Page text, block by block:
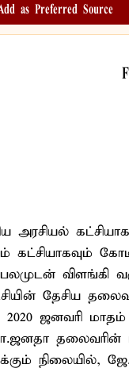
as Preferred Source
அரசியல்
கட்சியாகவும்
விளங்கி
தேசிய
2020 ஜனவரி
தலைவரின்
நிலையில்,